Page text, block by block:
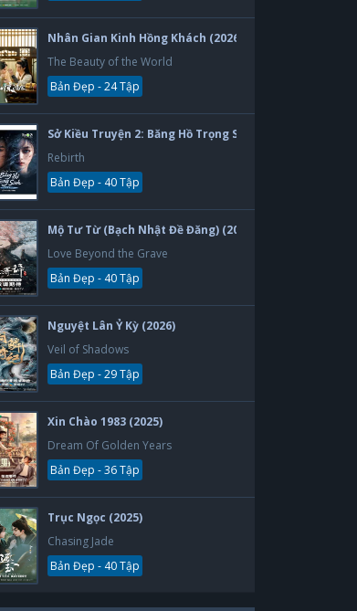
Nhân Gian Kinh Hồng Khách (2026)
The Beauty of the World
Bản Đẹp - 24 Tập
Sở Kiều Truyện 2: Băng Hồ Trọng Sinh (2026)
Rebirth
Bản Đẹp - 40 Tập
Mộ Tư Từ (Bạch Nhật Đề Đăng) (2026)
Love Beyond the Grave
Bản Đẹp - 40 Tập
Nguyệt Lân Ỷ Kỳ (2026)
Veil of Shadows
Bản Đẹp - 29 Tập
Xin Chào 1983 (2025)
Dream Of Golden Years
Bản Đẹp - 36 Tập
Trục Ngọc (2025)
Chasing Jade
Bản Đẹp - 40 Tập